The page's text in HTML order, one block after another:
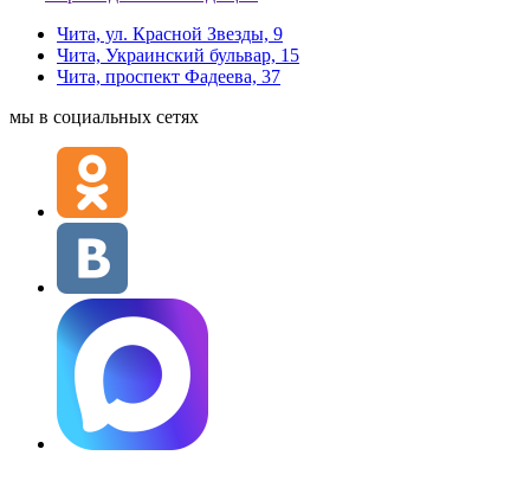
Чита, ул. Красной Звезды, 9
Чита, Украинский бульвар, 15
Чита, проспект Фадеева, 37
мы в социальных сетях